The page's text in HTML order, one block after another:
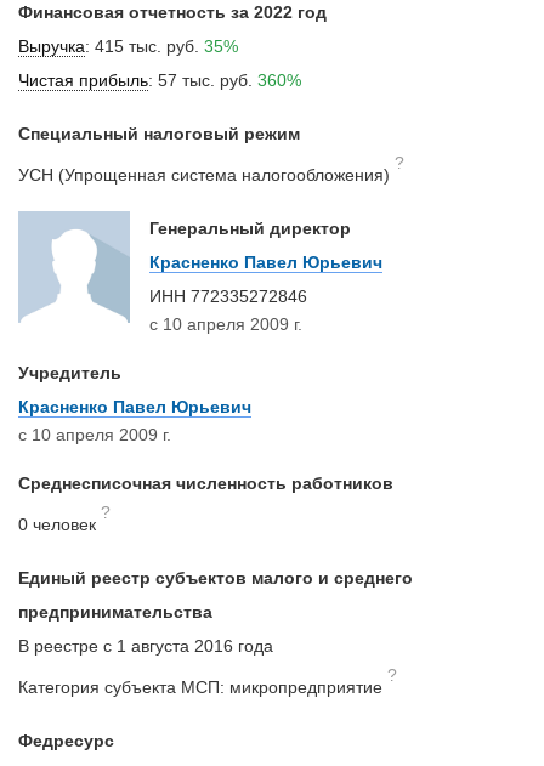
Финансовая отчетность за 2022 год
Выручка: 415 тыс. руб. 35%
Чистая прибыль: 57 тыс. руб. 360%
Специальный налоговый режим
УСН (Упрощенная система налогообложения)
?
Генеральный директор
Красненко Павел Юрьевич
ИНН 772335272846
с 10 апреля 2009 г.
Учредитель
Красненко Павел Юрьевич
с 10 апреля 2009 г.
Среднесписочная численность работников
0 человек
?
Единый реестр субъектов малого и среднего
предпринимательства
В реестре с 1 августа 2016 года
Категория субъекта МСП: микропредприятие
?
Федресурс